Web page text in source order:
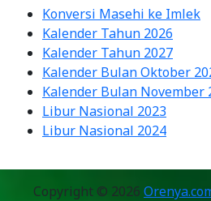
Konversi Masehi ke Imlek
Kalender Tahun 2026
Kalender Tahun 2027
Kalender Bulan Oktober
Kalender Bulan November
Libur Nasional 2023
Libur Nasional 2024
Copyright © 2026